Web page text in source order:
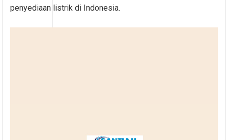
penyediaan listrik di Indonesia.